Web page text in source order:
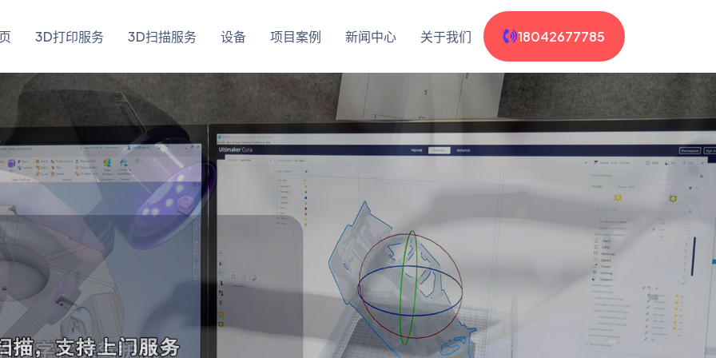
3D打印服务 3D扫描服务 设备 项目案例 新闻中心 关于我们 18042677785
了解详情 立即咨询
了解详情 立即咨询